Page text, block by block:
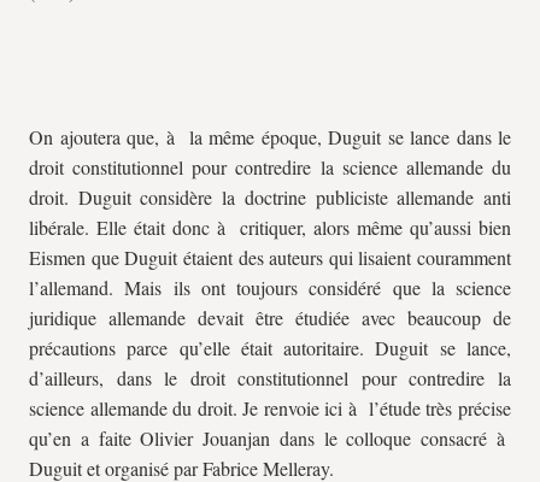
On ajoutera que, à la même époque, Duguit se lance dans le
droit constitutionnel pour contredire la science allemande du
droit. Duguit considère la doctrine publiciste allemande anti
libérale. Elle était donc à critiquer, alors même qu’aussi bien
Eismen que Duguit étaient des auteurs qui lisaient couramment
l’allemand. Mais ils ont toujours considéré que la science
juridique allemande devait être étudiée avec beaucoup de
précautions parce qu’elle était autoritaire. Duguit se lance,
d’ailleurs, dans le droit constitutionnel pour contredire la
science allemande du droit. Je renvoie ici à l’étude très précise
qu’en a faite Olivier Jouanjan dans le colloque consacré à
Duguit et organisé par Fabrice Melleray.